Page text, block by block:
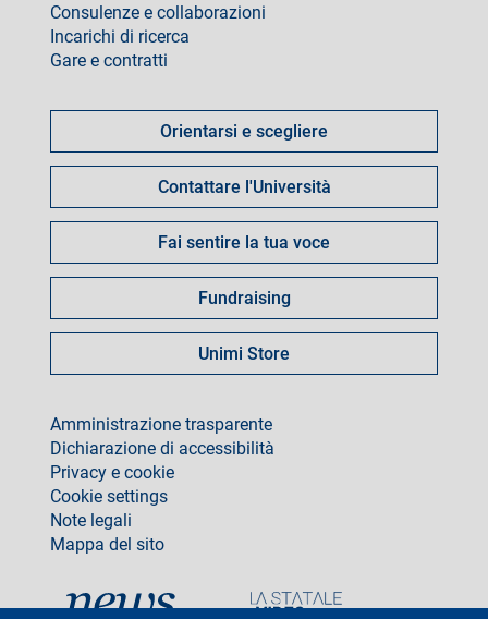
Consulenze e collaborazioni
Incarichi di ricerca
Gare e contratti
fare
Orientarsi e scegliere
Contattare l'Università
Fai sentire la tua voce
Fundraising
Unimi Store
footer
Amministrazione trasparente
Dichiarazione di accessibilità
Privacy e cookie
Cookie settings
Note legali
Mappa del sito
social